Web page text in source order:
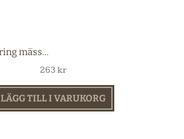
2472 Cylinderring mässing
263 kr
LÄGG TILL I VARUKORG